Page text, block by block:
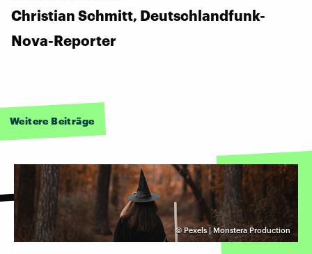
Christian Schmitt, Deutschlandfunk-
Nova-Reporter
Weitere Beiträge
©Pexels | Monstera Production